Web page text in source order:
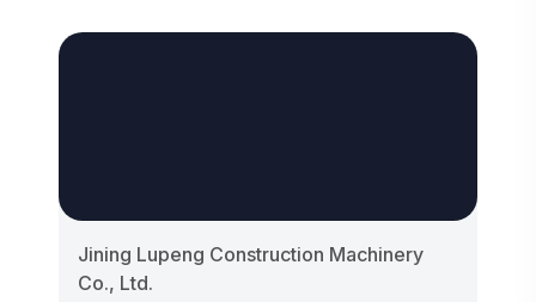
Jining Lupeng Construction Machinery
Co., Ltd.